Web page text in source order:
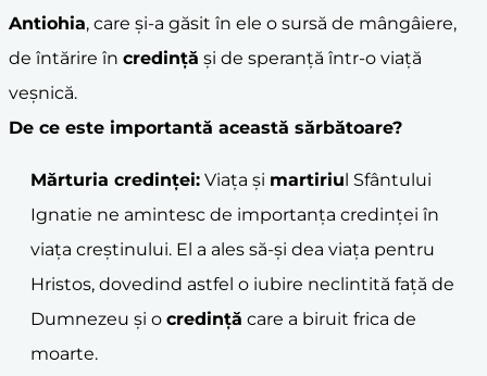
Antiohia, care și-a găsit în ele o sursă de mângâiere,
de întărire în credință și de speranță într-o viață
veșnică.
De ce este importantă această sărbătoare?
Mărturia credinței: Viața și martiriul Sfântului
Ignatie ne amintesc de importanța credinței în
viața creștinului. El a ales să-și dea viața pentru
Hristos, dovedind astfel o iubire neclintită față de
Dumnezeu și o credință care a biruit frica de
moarte.